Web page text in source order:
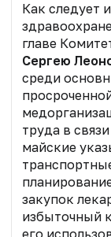
Как следует
главе
Сергею
среди
труда в
майские
закупок
избыточный